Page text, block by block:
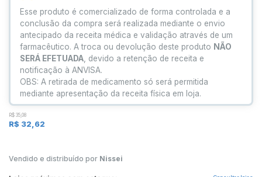
Esse produto é comercializado de forma controlada e a
conclusão da compra será realizada mediante o envio
antecipado da receita médica e validação através de um
farmacêutico. A troca ou devolução deste produto NÃO
SERÁ EFETUADA , devido a retenção de receita e
notificação à ANVISA.
OBS: A retirada de medicamento só será permitida
mediante apresentação da receita física em loja.
R$ 35,08
R$ 32,62
Vendido e distribuído por Nissei